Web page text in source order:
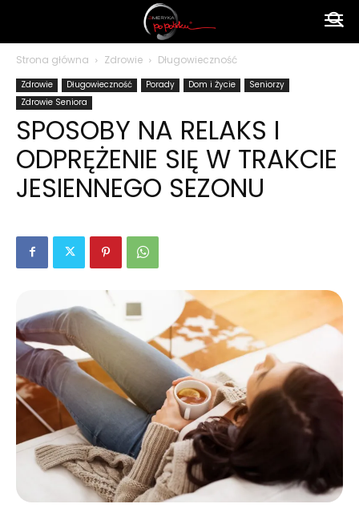
polsku
Strona główna Zdrowie Długowieczność
Zdrowie Długowieczność Porady Dom i Życie
Seniorzy
Zdrowie Seniora
SPOSOBY NA RELAKS I
ODPRĘŻENIE SIĘ W TRAKCIE
JESIENNEGO SEZONU